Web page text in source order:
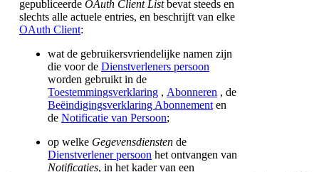
gepubliceerde OAuth Client Listbevat steeds en
slechts alle actuele entries, en beschrijft van elke
OAuth Client:
wat de gebruikersvriendelijke namen zijn
die voor de Dienstverleners persoon
worden gebruikt in de
Toestemmingsverklaring , Abonneren , de
Beëindigingsverklaring Abonnement en
de Notificatie van Persoon;
op welke Gegevensdiensten de
Dienstverlener persoon het ontvangen van
Notificaties, in het kader van een